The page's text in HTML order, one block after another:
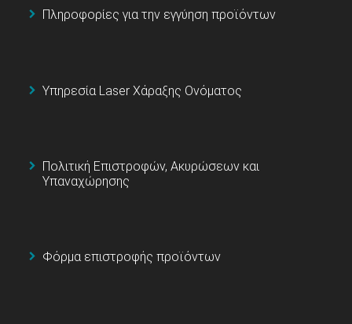
Πληροφορίες για την εγγύηση προϊόντων
Υπηρεσία Laser Χάραξης Ονόματος
Πολιτική Επιστροφών, Ακυρώσεων και
Υπαναχώρησης
Φόρμα επιστροφής προϊόντων